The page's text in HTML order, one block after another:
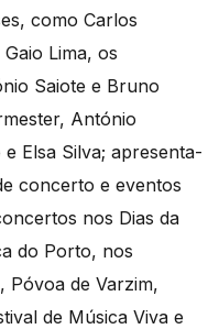
como Carlos
Lima, os
Saiote e Bruno
António
Elsa Silva; apresenta-
concerto e eventos
nos Dias da
do Porto, nos
Póvoa de Varzim,
de Música Viva e